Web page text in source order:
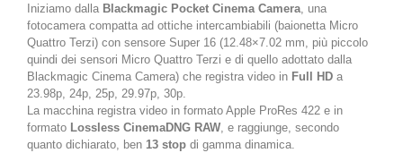
Iniziamo dalla Blackmagic Pocket Cinema Camera , una
fotocamera compatta ad ottiche intercambiabili (baionetta Micro
Quattro Terzi) con sensore Super 16 (12.48×7.02 mm, più piccolo
quindi dei sensori Micro Quattro Terzi e di quello adottato dalla
Blackmagic Cinema Camera) che registra video in Full HD a
23.98p, 24p, 25p, 29.97p, 30p.
La macchina registra video in formato Apple ProRes 422 e in
formato Lossless CinemaDNG RAW , e raggiunge, secondo
quanto dichiarato, ben 13 stop di gamma dinamica.